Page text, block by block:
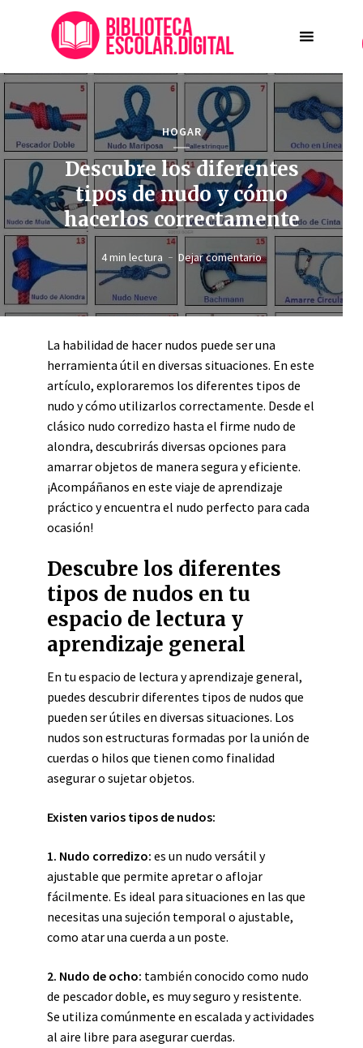
HOGAR
Descubre los diferentes
tipos de nudo y cómo
hacerlos correctamente
4 min lectura Dejar comentario
La habilidad de hacer nudos puede ser una
herramienta útil en diversas situaciones. En este
artículo, exploraremos los diferentes tipos de
nudo y cómo utilizarlos correctamente. Desde el
clásico nudo corredizo hasta el firme nudo de
alondra, descubrirás diversas opciones para
amarrar objetos de manera segura y eficiente.
¡Acompáñanos en este viaje de aprendizaje
práctico y encuentra el nudo perfecto para cada
ocasión!
Descubre los diferentes
tipos de nudos en tu
espacio de lectura y
aprendizaje general
En tu espacio de lectura y aprendizaje general,
puedes descubrir diferentes tipos de nudos que
pueden ser útiles en diversas situaciones. Los
nudos son estructuras formadas por la unión de
cuerdas o hilos que tienen como finalidad
asegurar o sujetar objetos.
Existen varios tipos de nudos:
1. Nudo corredizo: es un nudo versátil y
ajustable que permite apretar o aflojar
fácilmente. Es ideal para situaciones en las que
necesitas una sujeción temporal o ajustable,
como atar una cuerda a un poste.
2. Nudo de ocho: también conocido como nudo
de pescador doble, es muy seguro y resistente.
Se utiliza comúnmente en escalada y actividades
al aire libre para asegurar cuerdas.